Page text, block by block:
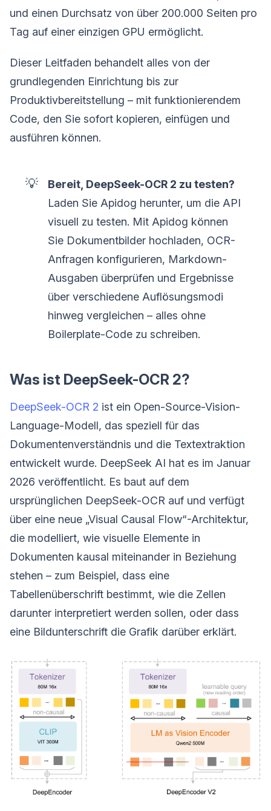
und einen Durchsatz von über 200.000 Seiten pro
Tag auf einer einzigen GPU ermöglicht.
Dieser Leitfaden behandelt alles von der
grundlegenden Einrichtung bis zur
Produktivbereitstellung – mit funktionierendem
Code, den Sie sofort kopieren, einfügen und
ausführen können.
💡
Bereit, DeepSeek-OCR 2 zu testen?
Laden Sie Apidog herunter, um die API
visuell zu testen. Mit Apidog können
Sie Dokumentbilder hochladen, OCR-
Anfragen konfigurieren, Markdown-
Ausgaben überprüfen und Ergebnisse
über verschiedene Auflösungsmodi
hinweg vergleichen – alles ohne
Boilerplate-Code zu schreiben.
Was ist DeepSeek-OCR 2?
DeepSeek-OCR 2 ist ein Open-Source-Vision-
Language-Modell, das speziell für das
Dokumentenverständnis und die Textextraktion
entwickelt wurde. DeepSeek AI hat es im Januar
2026 veröffentlicht. Es baut auf dem
ursprünglichen DeepSeek-OCR auf und verfügt
über eine neue „Visual Causal Flow“-Architektur,
die modelliert, wie visuelle Elemente in
Dokumenten kausal miteinander in Beziehung
stehen – zum Beispiel, dass eine
Tabellenüberschrift bestimmt, wie die Zellen
darunter interpretiert werden sollen, oder dass
eine Bildunterschrift die Grafik darüber erklärt.